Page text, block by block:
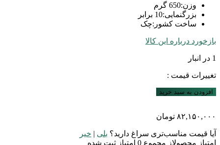
وزن:650 گرم
بزرگنمایی:10 برابر
ساخت کشور :چک
بازخورد درباره این کالا
1 در انبار
تغییرات قیمت :
افزودن به سبد خرید
۸۲,۱۵۰,۰۰۰ تومان
آیا قیمت مناسب‌تری سراغ دارید؟ بلی | خیر
امتیاز محصولاز مجموع 0 امتیاز ثبت شده